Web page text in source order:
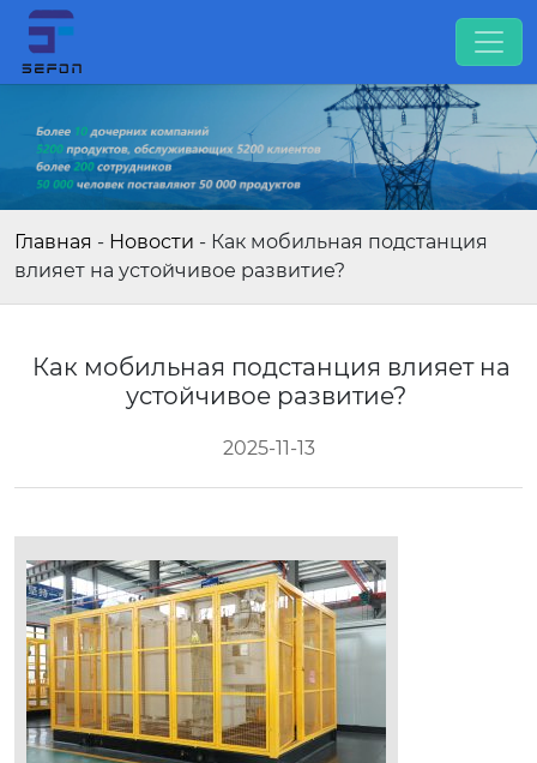
Главная - Новости - Как мобильная подстанция
влияет на устойчивое развитие?
Как мобильная подстанция влияет на
устойчивое развитие?
2025-11-13